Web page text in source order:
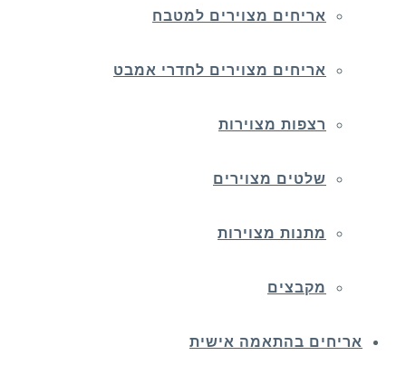
אריחים מצוירים למטבח
אריחים מצוירים לחדרי אמבט
רצפות מצוירות
שלטים מצוירים
מתנות מצוירות
מקבצים
אריחים בהתאמה אישית